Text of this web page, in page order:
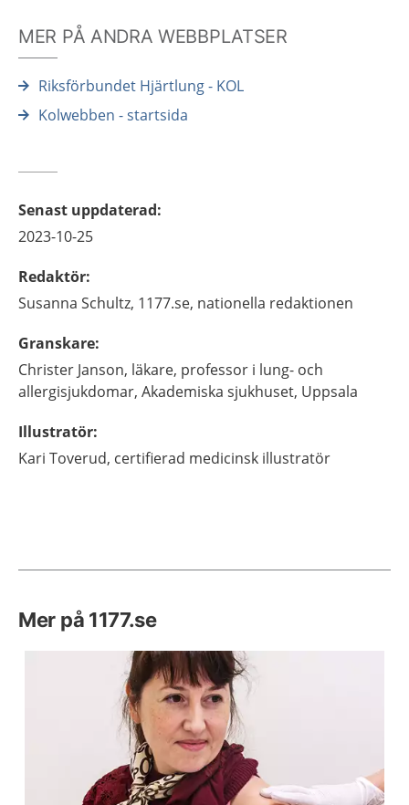
MER PÅ ANDRA WEBBPLATSER
Riksförbundet Hjärtlung - KOL
Kolwebben - startsida
Senast uppdaterad:
2023-10-25
Redaktör:
Susanna Schultz, 1177.se, nationella redaktionen
Granskare:
Christer Janson, läkare, professor i lung- och
allergisjukdomar, Akademiska sjukhuset, Uppsala
Illustratör:
Kari Toverud, certifierad medicinsk illustratör
Mer på 1177.se